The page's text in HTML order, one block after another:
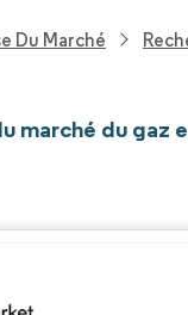
Du Marché
marché du gaz